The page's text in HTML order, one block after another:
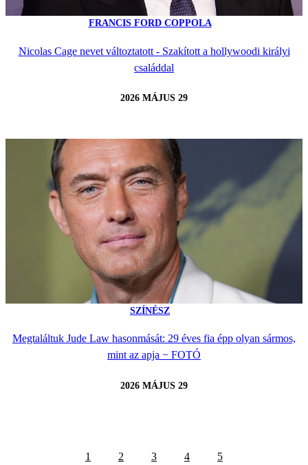
FRANCIS FORD COPPOLA
Nicolas Cage nevet változtatott - Szakított a hollywoodi királyi
családdal
2026 MÁJUS 29
SZÍNÉSZ
Megtaláltuk Jude Law hasonmását: 29 éves fia épp olyan sármos,
mint az apja − FOTÓ
2026 MÁJUS 29
1 2 3 4 5